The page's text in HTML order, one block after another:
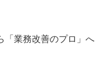
「業務改善のプロ」へ